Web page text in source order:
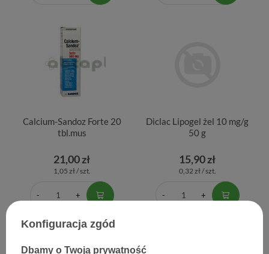
Calcium-Sandoz Forte 20
tbl.mus
21,00 zł
1,05 zł / szt.
Diclac Lipogel żel 10 mg/g
50 g
15,90 zł
0,32 zł / szt.
Konfiguracja zgód
Dbamy o Twoją prywatność